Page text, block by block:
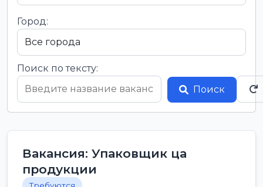
Город:
Поиск по тексту:
Поиск
Вакансия: Упаковщик ца
продукции